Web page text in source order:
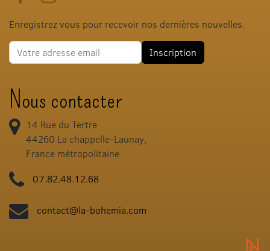
Enregistrez vous pour recevoir nos dernières nouvelles.
Adresse e-mail
Inscription
Nous contacter
14 Rue du Tertre
44260 La chappelle-Launay,
France métropolitaine
07.82.48.12.68
contact@la-bohemia.com